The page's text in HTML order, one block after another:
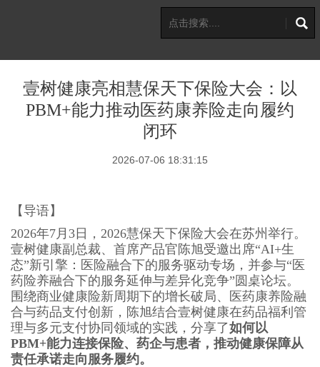
壹树健康亮相慧保天下保险大会：以
PBM+能力推动医药康养险走向履约
闭环
2026-07-06 18:31:15
【导语】
2026年7月3日，2026慧保天下保险大会在苏州举行。
壹树健康副总裁、首席产品官陈旭受邀出席“AI+生
态”新引擎：医险融合下的服务驱动专场，并参与“医
药险养融合下的服务延伸与差异化竞争”圆桌论坛。
围绕商业健康险新周期下的增长破局、医药康养险融
合与药品支付创新，陈旭结合壹树健康在药品福利管
理与多元支付协同领域的实践，分享了如何以
PBM+能力连接保险、药企与患者，推动健康保障从
责任承诺走向服务履约。